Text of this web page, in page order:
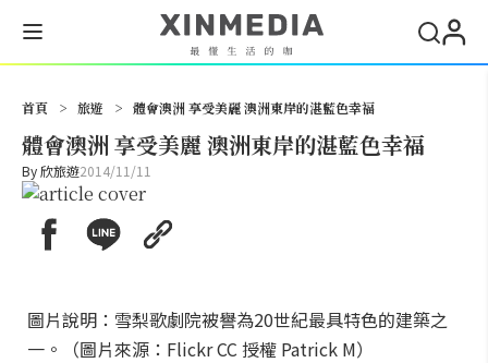
首頁 > 旅遊 > 體會澳洲 享受美麗 澳洲東岸的湛藍色幸福
體會澳洲 享受美麗 澳洲東岸的湛藍色幸福
By欣旅遊2014/11/11
圖片說明：雪梨歌劇院被譽為20世紀最具特色的建築之
一。（圖片來源：Flickr CC 授權 Patrick M）